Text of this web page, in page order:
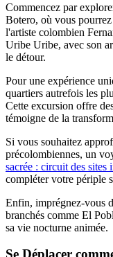
Commencez par
Botero, où vous
l'artiste colombien
Uribe Uribe, avec son
le détour.
Pour une expérience
quartiers autrefois les
Cette excursion offre
témoigne de la
Si vous souhaitez
précolombiennes, un
sacrée : circuit des sites
compléter votre périple
Enfin, imprégnez-vous
branchés comme El
sa vie nocturne animée.